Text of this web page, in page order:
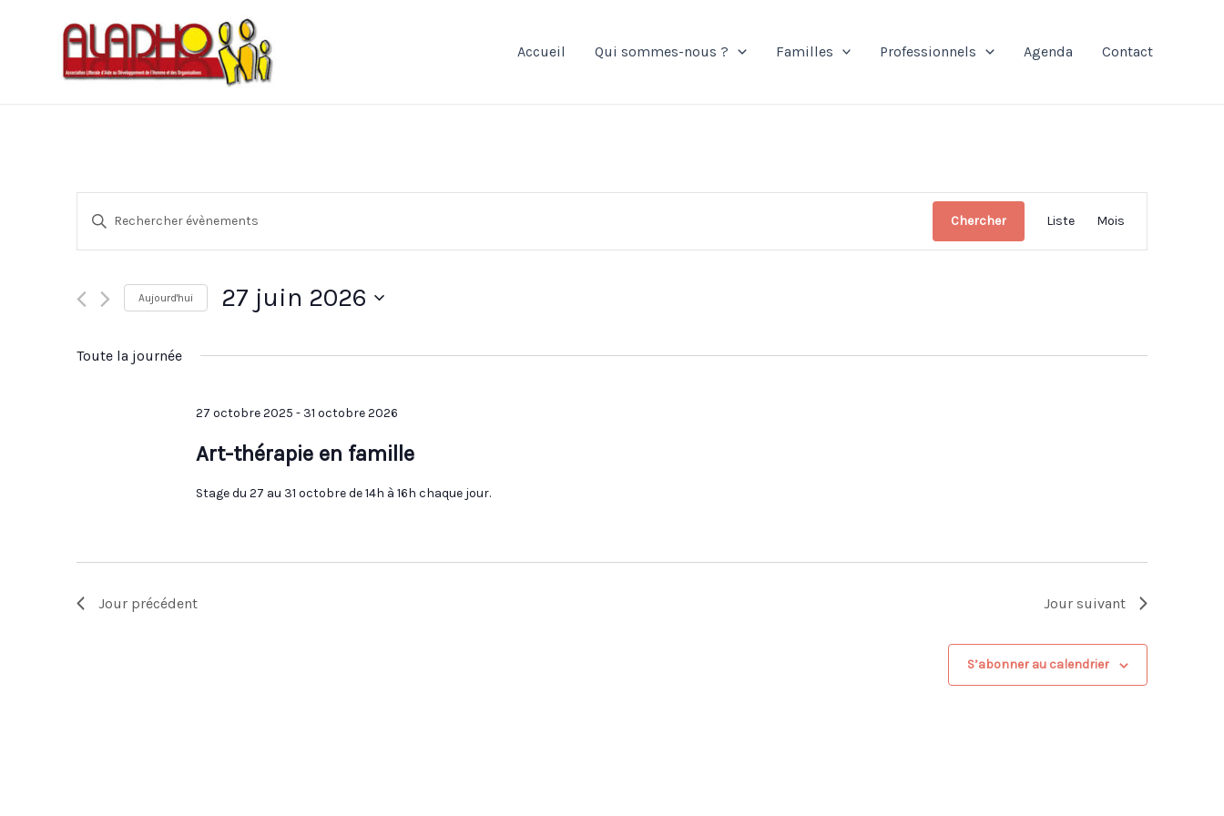
Accueil Qui sommes-nous ? Familles Professionnels Agenda Contact
Recherche
et
navigation
vues
Saisir
Rechercher
Évènements
mot-
Chercher
de
Liste Mois
Aujourd'hui 27 juin 2026
Toute la journée
27 octobre 2025 - 31 octobre 2026
Art-thérapie en famille
Stage du 27 au 31 octobre de 14h à 16h chaque jour.
Jour précédent Jour suivant
S’abonner au calendrier